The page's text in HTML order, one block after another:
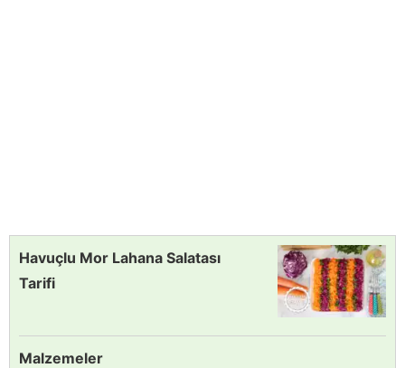
Havuçlu Mor Lahana Salatası
Tarifi
Malzemeler